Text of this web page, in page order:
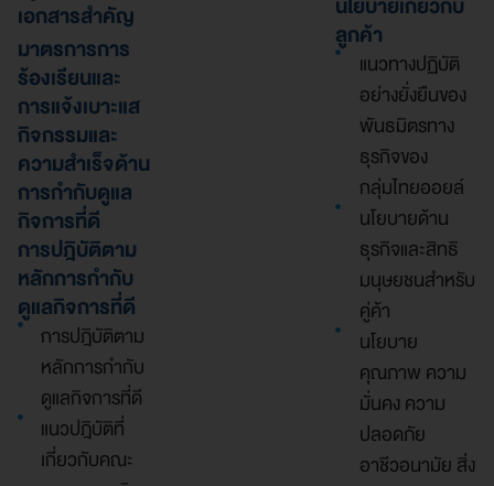
เอกสารสำคัญ
มาตรการการ
ร้องเรียนและ
การแจ้งเบาะแส
กิจกรรมและ
ความสำเร็จด้าน
การกำกับดูแล
กิจการที่ดี
การปฎิบัติตาม
หลักการกำกับ
ดูแลกิจการที่ดี
การปฎิบัติตาม
หลักการกำกับ
ดูแลกิจการที่ดี
แนวปฎิบัติที่
เกี่ยวกับคณะ
ลูกค้า
แนวทางปฏิบัติ
อย่างยั่งยืนของ
พันธมิตรทาง
ธุรกิจของ
กลุ่มไทยออยล์
นโยบายด้าน
ธุรกิจและสิทธิ
มนุษยชนสำหรับ
คู่ค้า
นโยบาย
คุณภาพ ความ
มั่นคง ความ
ปลอดภัย
อาชีวอนามัย สิ่ง